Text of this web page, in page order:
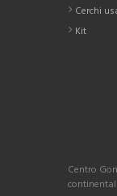
Cerchi
Kit
Centro
continental